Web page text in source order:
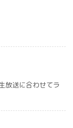
放送に合わせてラ